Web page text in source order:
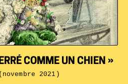
COMME UN CHIEN »
2021)